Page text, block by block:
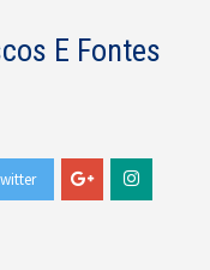
E Fontes